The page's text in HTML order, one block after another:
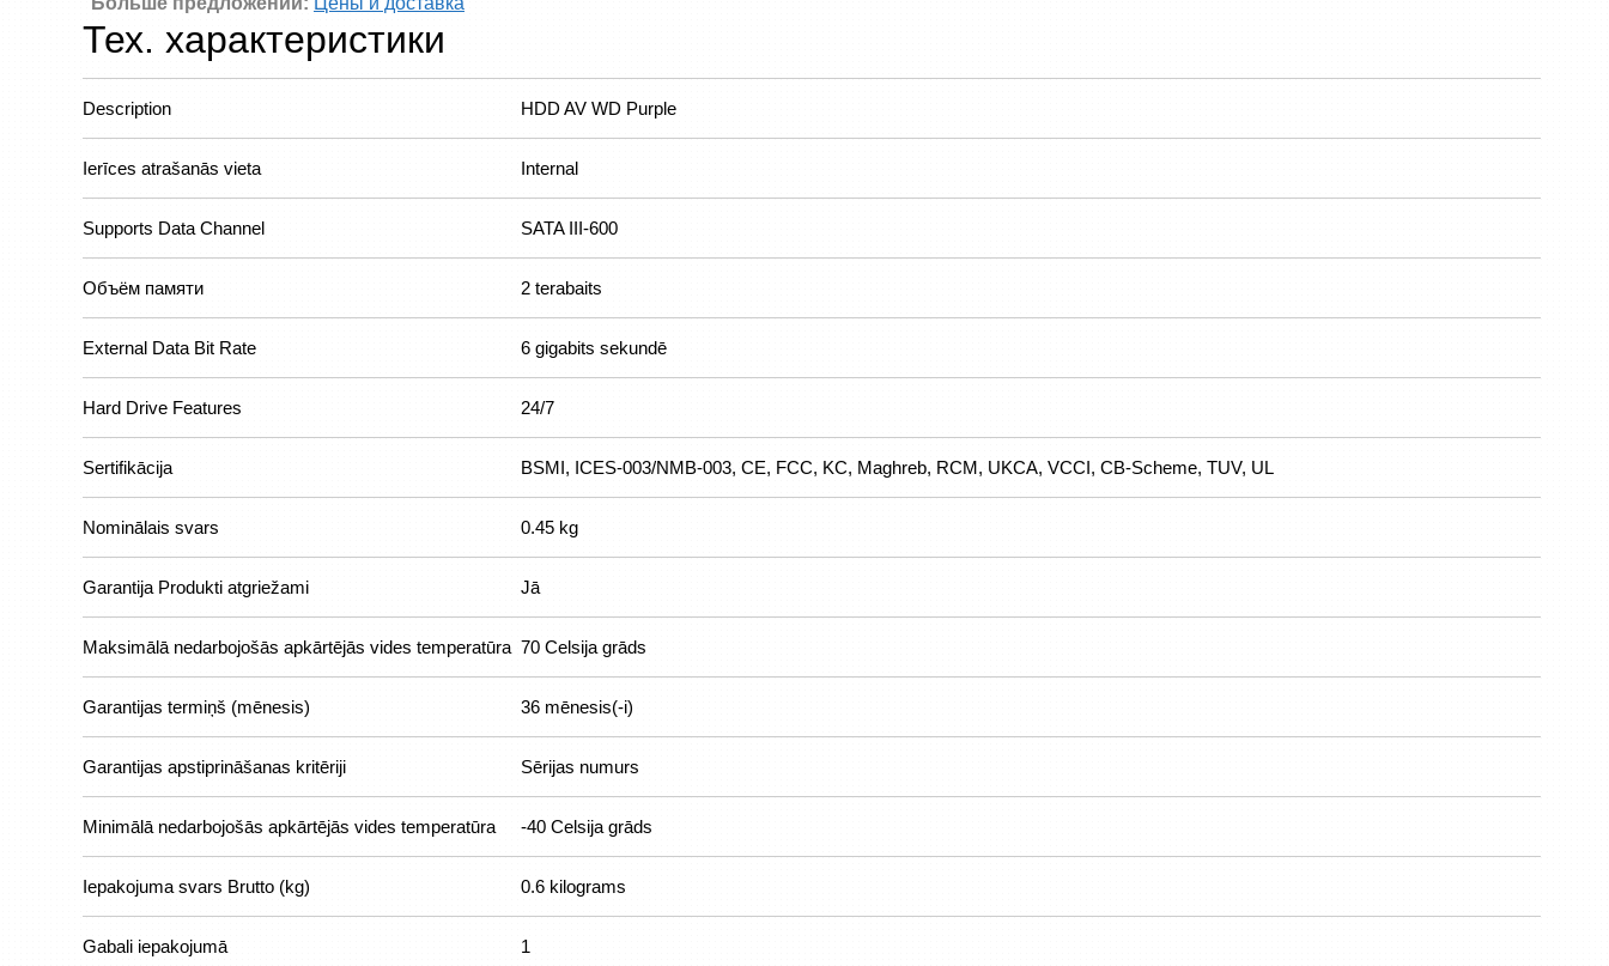
Тех. характеристики
Description HDD AV WD Purple
Ierīces atrašanās vieta Internal
Supports Data Channel SATA III-600
Объём памяти 2 terabaits
External Data Bit Rate 6 gigabits sekundē
Hard Drive Features 24/7
Sertifikācija BSMI, ICES-003/NMB-003, CE, FCC, KC, Maghreb, RCM, UKCA, VCCI, CB-Scheme, TUV, UL
Nominālais svars 0.45 kg
Garantija Produkti atgriežami Jā
Maksimālā nedarbojošās apkārtējās vides temperatūra 70 Celsija grāds
Garantijas termiņš (mēnesis) 36 mēnesis(-i)
Garantijas apstiprināšanas kritēriji Sērijas numurs
Minimālā nedarbojošās apkārtējās vides temperatūra -40 Celsija grāds
Iepakojuma svars Brutto (kg) 0.6 kilograms
Gabali iepakojumā 1